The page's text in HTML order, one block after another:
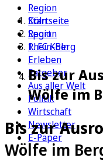
Region
Köln
Sport
1. FC Köln
Erleben
Ratgeber
Aus aller Welt
Politik
Wirtschaft
Newsletter
E-Paper
Startseite
Region
Rhein-Berg
Bis zur
Wölfe im
Bis zur
Wölfe im